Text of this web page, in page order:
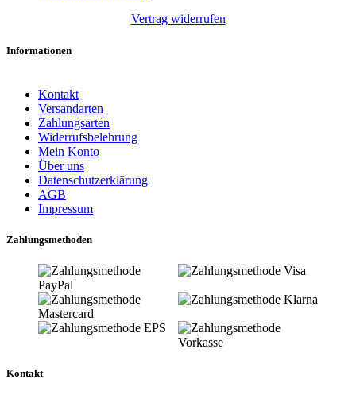
Vertrag widerrufen
Informationen
Kontakt
Versandarten
Zahlungsarten
Widerrufsbelehrung
Mein Konto
Über uns
Datenschutzerklärung
AGB
Impressum
Zahlungsmethoden
Kontakt